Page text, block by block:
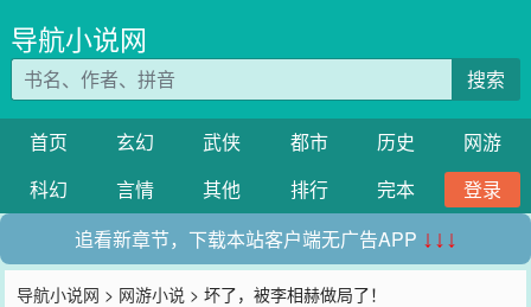
导航小说网
搜索
首页 玄幻 武侠 都市 历史
网游
科幻
言情 其他 排行 完本
登录
追看新章节，下载本站客户端无广告APP ↓↓↓
导航小说网 > 网游小说 > 坏了，被李相赫做局了！